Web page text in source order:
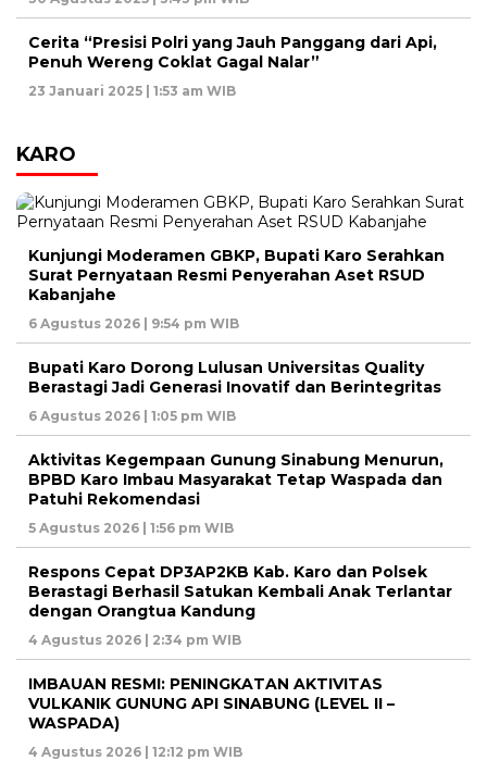
Cerita “Presisi Polri yang Jauh Panggang dari Api,
Penuh Wereng Coklat Gagal Nalar”
23 Januari 2025 | 1:53 am WIB
KARO
Kunjungi Moderamen GBKP, Bupati Karo Serahkan
Surat Pernyataan Resmi Penyerahan Aset RSUD
Kabanjahe
6 Agustus 2026 | 9:54 pm WIB
Bupati Karo Dorong Lulusan Universitas Quality
Berastagi Jadi Generasi Inovatif dan Berintegritas
6 Agustus 2026 | 1:05 pm WIB
Aktivitas Kegempaan Gunung Sinabung Menurun,
BPBD Karo Imbau Masyarakat Tetap Waspada dan
Patuhi Rekomendasi
5 Agustus 2026 | 1:56 pm WIB
Respons Cepat DP3AP2KB Kab. Karo dan Polsek
Berastagi Berhasil Satukan Kembali Anak Terlantar
dengan Orangtua Kandung
4 Agustus 2026 | 2:34 pm WIB
IMBAUAN RESMI: PENINGKATAN AKTIVITAS
VULKANIK GUNUNG API SINABUNG (LEVEL II –
WASPADA)
4 Agustus 2026 | 12:12 pm WIB